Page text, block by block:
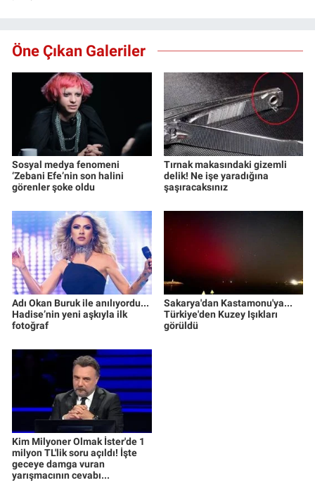
Öne Çıkan Galeriler
Sosyal medya fenomeni
‘Zebani Efe’nin son halini
görenler şoke oldu
Tırnak makasındaki gizemli
delik! Ne işe yaradığına
şaşıracaksınız
Adı Okan Buruk ile anılıyordu...
Hadise’nin yeni aşkıyla ilk
fotoğraf
Sakarya'dan Kastamonu'ya...
Türkiye'den Kuzey Işıkları
görüldü
Kim Milyoner Olmak İster'de 1
milyon TL'lik soru açıldı! İşte
geceye damga vuran
yarışmacının cevabı...